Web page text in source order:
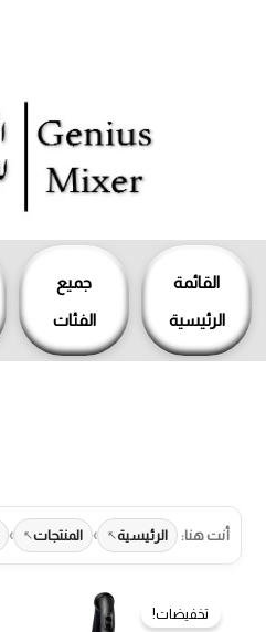
القائمة
الرئيسية
جميع
الفئات
تخطي
أنت هنا: الرئيسية › المنتجات ›
تخفيضات!